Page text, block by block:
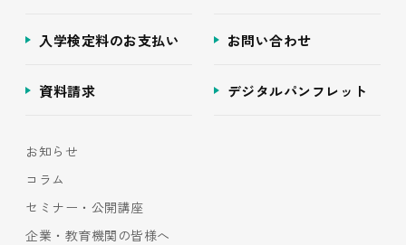
入学検定料のお支払い お問い合わせ
資料請求 デジタルパンフレット
お知らせ
コラム
セミナー・公開講座
企業・教育機関の皆様へ